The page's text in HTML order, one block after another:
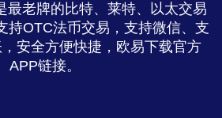
最老牌的比特、莱特、以太交易
持OTC法币交易，支持微信、支
安全方便快捷，欧易下载官方
APP链接。